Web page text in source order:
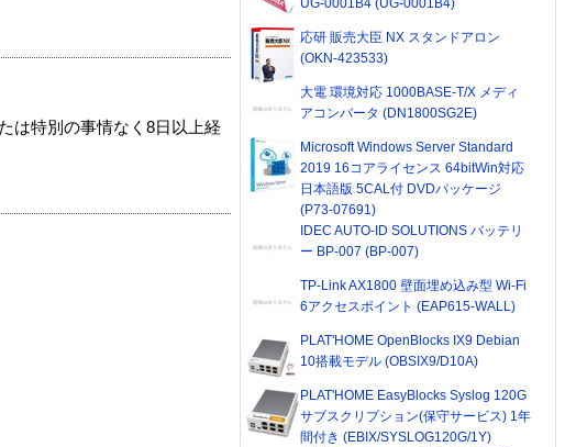
は特別の事情なく8日以上経
UG-0001B4 (UG-0001B4)
応研 販売大臣 NX スタンドアロン
(OKN-423533)
大電 環境対応 1000BASE-T/X メディ
アコンバータ (DN1800SG2E)
Microsoft Windows Server Standard
2019 16コアライセンス 64bitWin対応
日本語版 5CAL付 DVDパッケージ
(P73-07691)
IDEC AUTO-ID SOLUTIONS バッテリ
ー BP-007 (BP-007)
TP-Link AX1800 壁面埋め込み型 Wi-Fi
6アクセスポイント (EAP615-WALL)
PLAT'HOME OpenBlocks IX9 Debian
10搭載モデル (OBSIX9/D10A)
PLAT'HOME EasyBlocks Syslog 120G
サブスクリプション(保守サービス) 1年
間付き (EBIX/SYSLOG120G/1Y)